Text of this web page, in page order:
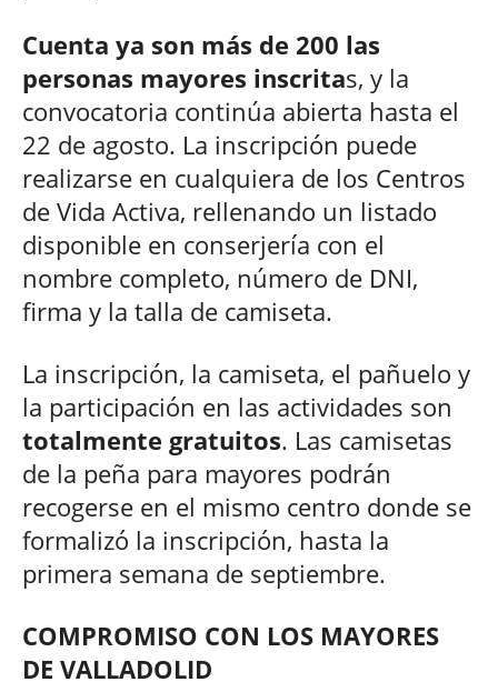
Cuenta ya son más de 200 las
personas mayores inscritas, y la
convocatoria continúa abierta hasta el
22 de agosto. La inscripción puede
realizarse en cualquiera de los Centros
de Vida Activa, rellenando un listado
disponible en conserjería con el
nombre completo, número de DNI,
firma y la talla de camiseta.
La inscripción, la camiseta, el pañuelo y
la participación en las actividades son
totalmente gratuitos. Las camisetas
de la peña para mayores podrán
recogerse en el mismo centro donde se
formalizó la inscripción, hasta la
primera semana de septiembre.
COMPROMISO CON LOS MAYORES
DE VALLADOLID